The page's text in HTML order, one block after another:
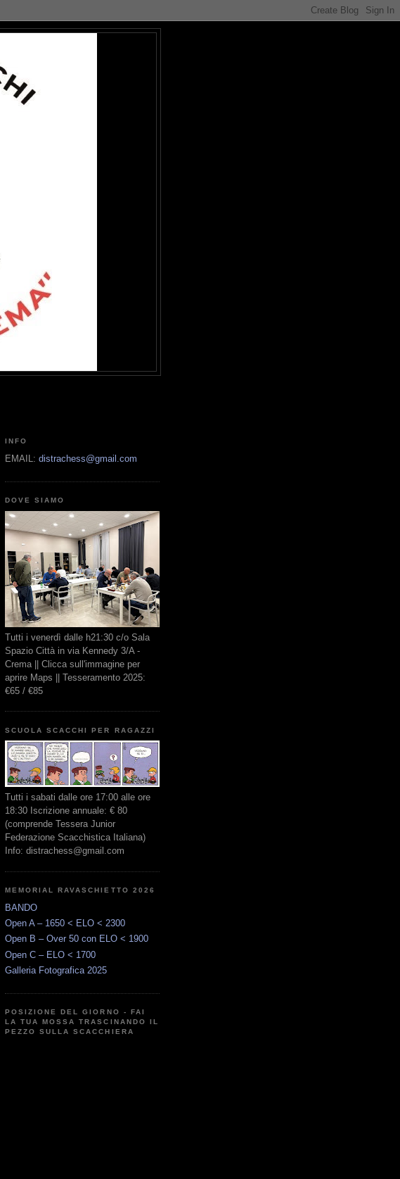
INFO
EMAIL: distrachess@gmail.com
DOVE SIAMO
Tutti i venerdì dalle h21:30 c/o Sala
Spazio Città in via Kennedy 3/A -
Crema || Clicca sull'immagine per
aprire Maps || Tesseramento 2025:
€65 / €85
SCUOLA SCACCHI PER RAGAZZI
Tutti i sabati dalle ore 17:00 alle ore
18:30 Iscrizione annuale: € 80
(comprende Tessera Junior
Federazione Scacchistica Italiana)
Info: distrachess@gmail.com
MEMORIAL RAVASCHIETTO 2026
BANDO
Open A – 1650 < ELO < 2300
Open B – Over 50 con ELO < 1900
Open C – ELO < 1700
Galleria Fotografica 2025
POSIZIONE DEL GIORNO - FAI
LA TUA MOSSA TRASCINANDO IL
PEZZO SULLA SCACCHIERA